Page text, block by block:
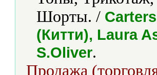
Шорты. /
(Китти), Laura
S.Oliver.
Продажа